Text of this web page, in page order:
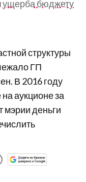
ущерба бюджету
структуры
ГП
В 2016 году
аукционе за
мэрии деньги